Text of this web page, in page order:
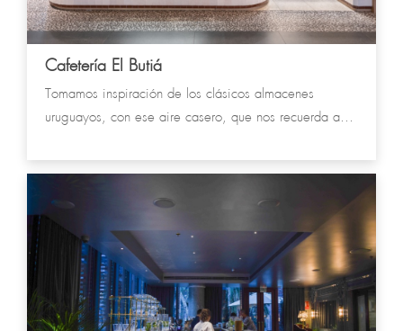
Cafetería El Butiá
Tomamos inspiración de los clásicos almacenes
uruguayos, con ese aire casero, que nos recuerda a